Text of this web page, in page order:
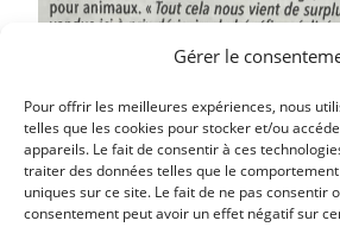
Gérer le
Pour offrir les meilleures expériences, nous
telles que les cookies pour stocker et/ou
appareils. Le fait de consentir à ces
traiter des données telles que le
uniques sur ce site. Le fait de ne pas consentir
consentement peut avoir un effet négatif sur
Article précédent